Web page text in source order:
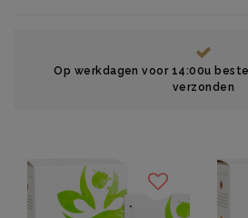
Op werkdagen voor 14:00u
verzonden